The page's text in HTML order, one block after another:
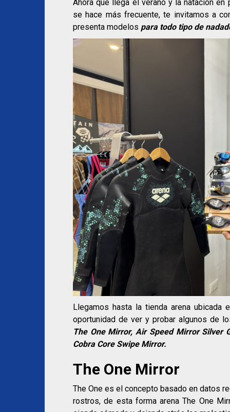
Ahora que llega el verano y la natación
se hace más frecuente, te invitamos a
presenta modelos para todo tipo de
Llegamos hasta la tienda arena
oportunidad de ver y probar algunos de
The One Mirror, Air Speed Mirror Silver
Cobra Core Swipe Mirror.
The One Mirror
The One es el concepto basado en datos
rostros, de esta forma arena The One